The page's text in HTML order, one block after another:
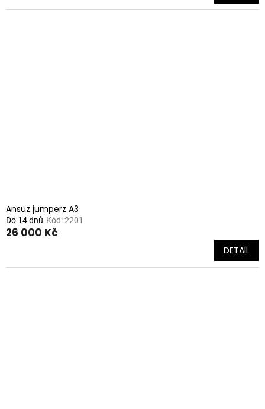
Ansuz jumperz A3
Do 14 dnů Kód:2201
26 000 Kč
DETAIL